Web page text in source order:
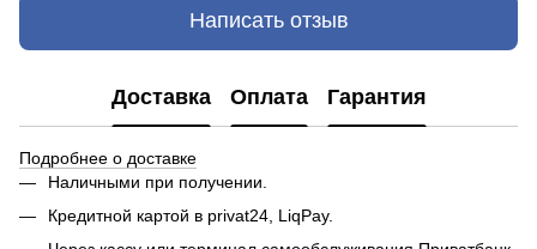
Написать отзыв
Доставка Оплата Гарантия
Подробнее о доставке
Наличными при получении.
Кредитной картой в privat24, LiqPay.